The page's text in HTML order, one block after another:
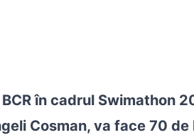
în cadrul Swimathon
Cosman, va face 70